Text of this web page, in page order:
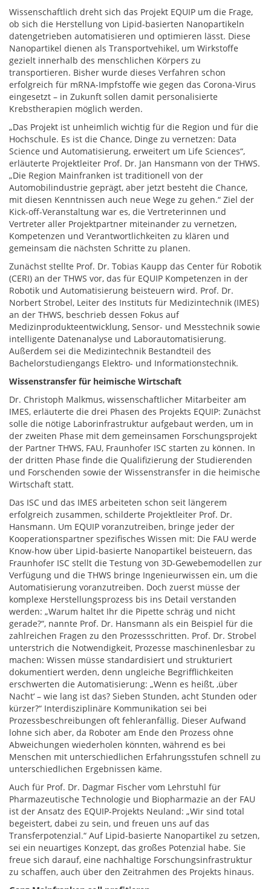
Wissenschaftlich dreht sich das Projekt EQUIP um die Frage,
ob sich die Herstellung von Lipid-basierten Nanopartikeln
datengetrieben automatisieren und optimieren lässt. Diese
Nanopartikel dienen als Transportvehikel, um Wirkstoffe
gezielt innerhalb des menschlichen Körpers zu
transportieren. Bisher wurde dieses Verfahren schon
erfolgreich für mRNA-Impfstoffe wie gegen das Corona-Virus
eingesetzt – in Zukunft sollen damit personalisierte
Krebstherapien möglich werden.
„Das Projekt ist unheimlich wichtig für die Region und für die
Hochschule. Es ist die Chance, Dinge zu vernetzen: Data
Science und Automatisierung, erweitert um Life Sciences“,
erläuterte Projektleiter Prof. Dr. Jan Hansmann von der THWS.
„Die Region Mainfranken ist traditionell von der
Automobilindustrie geprägt, aber jetzt besteht die Chance,
mit diesen Kenntnissen auch neue Wege zu gehen.“ Ziel der
Kick-off-Veranstaltung war es, die Vertreterinnen und
Vertreter aller Projektpartner miteinander zu vernetzen,
Kompetenzen und Verantwortlichkeiten zu klären und
gemeinsam die nächsten Schritte zu planen.
Zunächst stellte Prof. Dr. Tobias Kaupp das Center für Robotik
(CERI) an der THWS vor, das für EQUIP Kompetenzen in der
Robotik und Automatisierung beisteuern wird. Prof. Dr.
Norbert Strobel, Leiter des Instituts für Medizintechnik (IMES)
an der THWS, beschrieb dessen Fokus auf
Medizinprodukteentwicklung, Sensor- und Messtechnik sowie
intelligente Datenanalyse und Laborautomatisierung.
Außerdem sei die Medizintechnik Bestandteil des
Bachelorstudiengangs Elektro- und Informationstechnik.
Wissenstransfer für heimische Wirtschaft
Dr. Christoph Malkmus, wissenschaftlicher Mitarbeiter am
IMES, erläuterte die drei Phasen des Projekts EQUIP: Zunächst
solle die nötige Laborinfrastruktur aufgebaut werden, um in
der zweiten Phase mit dem gemeinsamen Forschungsprojekt
der Partner THWS, FAU, Fraunhofer ISC starten zu können. In
der dritten Phase finde die Qualifizierung der Studierenden
und Forschenden sowie der Wissenstransfer in die heimische
Wirtschaft statt.
Das ISC und das IMES arbeiteten schon seit längerem
erfolgreich zusammen, schilderte Projektleiter Prof. Dr.
Hansmann. Um EQUIP voranzutreiben, bringe jeder der
Kooperationspartner spezifisches Wissen mit: Die FAU werde
Know-how über Lipid-basierte Nanopartikel beisteuern, das
Fraunhofer ISC stellt die Testung von 3D-Gewebemodellen zur
Verfügung und die THWS bringe Ingenieurwissen ein, um die
Automatisierung voranzutreiben. Doch zuerst müsse der
komplexe Herstellungsprozess bis ins Detail verstanden
werden: „Warum haltet Ihr die Pipette schräg und nicht
gerade?“, nannte Prof. Dr. Hansmann als ein Beispiel für die
zahlreichen Fragen zu den Prozessschritten. Prof. Dr. Strobel
unterstrich die Notwendigkeit, Prozesse maschinenlesbar zu
machen: Wissen müsse standardisiert und strukturiert
dokumentiert werden, denn ungleiche Begrifflichkeiten
erschwerten die Automatisierung: „Wenn es heißt, ,über
Nacht‘ – wie lang ist das? Sieben Stunden, acht Stunden oder
kürzer?“ Interdisziplinäre Kommunikation sei bei
Prozessbeschreibungen oft fehleranfällig. Dieser Aufwand
lohne sich aber, da Roboter am Ende den Prozess ohne
Abweichungen wiederholen könnten, während es bei
Menschen mit unterschiedlichen Erfahrungsstufen schnell zu
unterschiedlichen Ergebnissen käme.
Auch für Prof. Dr. Dagmar Fischer vom Lehrstuhl für
Pharmazeutische Technologie und Biopharmazie an der FAU
ist der Ansatz des EQUIP-Projekts Neuland: „Wir sind total
begeistert, dabei zu sein, und freuen uns auf das
Transferpotenzial.“ Auf Lipid-basierte Nanopartikel zu setzen,
sei ein neuartiges Konzept, das großes Potenzial habe. Sie
freue sich darauf, eine nachhaltige Forschungsinfrastruktur
zu schaffen, auch über den Zeitrahmen des Projekts hinaus.